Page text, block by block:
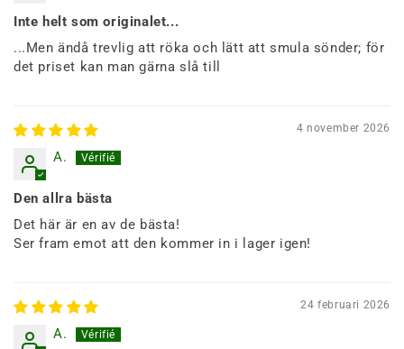
Inte helt som originalet...
...Men ändå trevlig att röka och lätt att smula sönder; för
det priset kan man gärna slå till
4 november 2026
A.
Den allra bästa
Det här är en av de bästa!
Ser fram emot att den kommer in i lager igen!
24 februari 2026
A.